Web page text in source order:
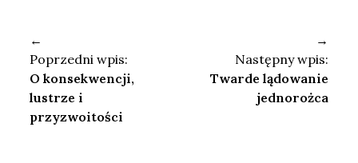
←
Poprzedni wpis:
O konsekwencji,
lustrze i
przyzwoitości
→
Następny wpis:
Twarde lądowanie
jednorożca